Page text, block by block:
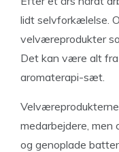
lidt selvforkælelse.
velværeprodukter
Det kan være alt fra
aromaterapi-sæt.
medarbejdere,
og genoplade